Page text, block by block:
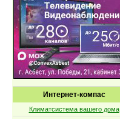
Интернет-компас
Климатсистема вашего дома